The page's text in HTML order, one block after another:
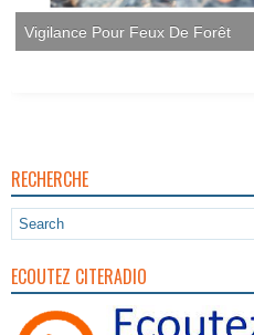
Vigilance Pour Feux De Forêt
RECHERCHE
ECOUTEZ CITERADIO